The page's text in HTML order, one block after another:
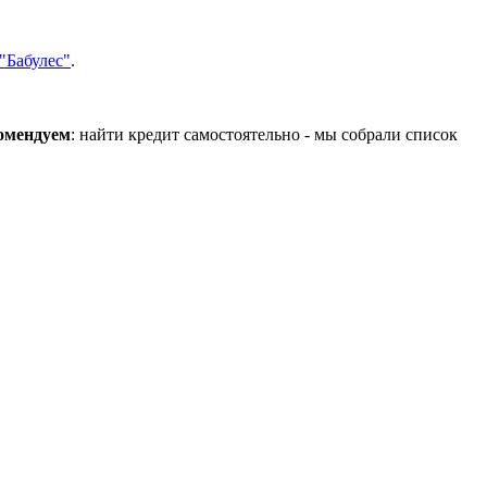
.
: найти кредит самостоятельно - мы собрали список